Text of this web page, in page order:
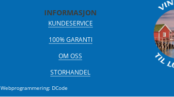
INFORMASJON
KUNDESERVICE
100% GARANTI
OM OSS
STORHANDEL
Webprogrammering: DCode